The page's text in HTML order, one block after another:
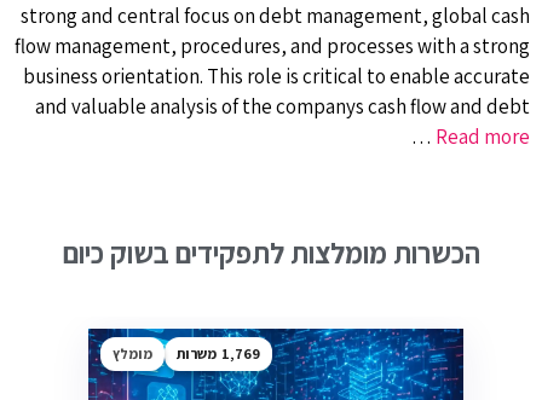
strong and central focus on debt management, global cash
flow management, procedures, and processes with a strong
business orientation. This role is critical to enable accurate
and valuable analysis of the companys cash flow and debt
… Read more
הכשרות מומלצות לתפקידים בשוק כיום
1,769 מומלץ